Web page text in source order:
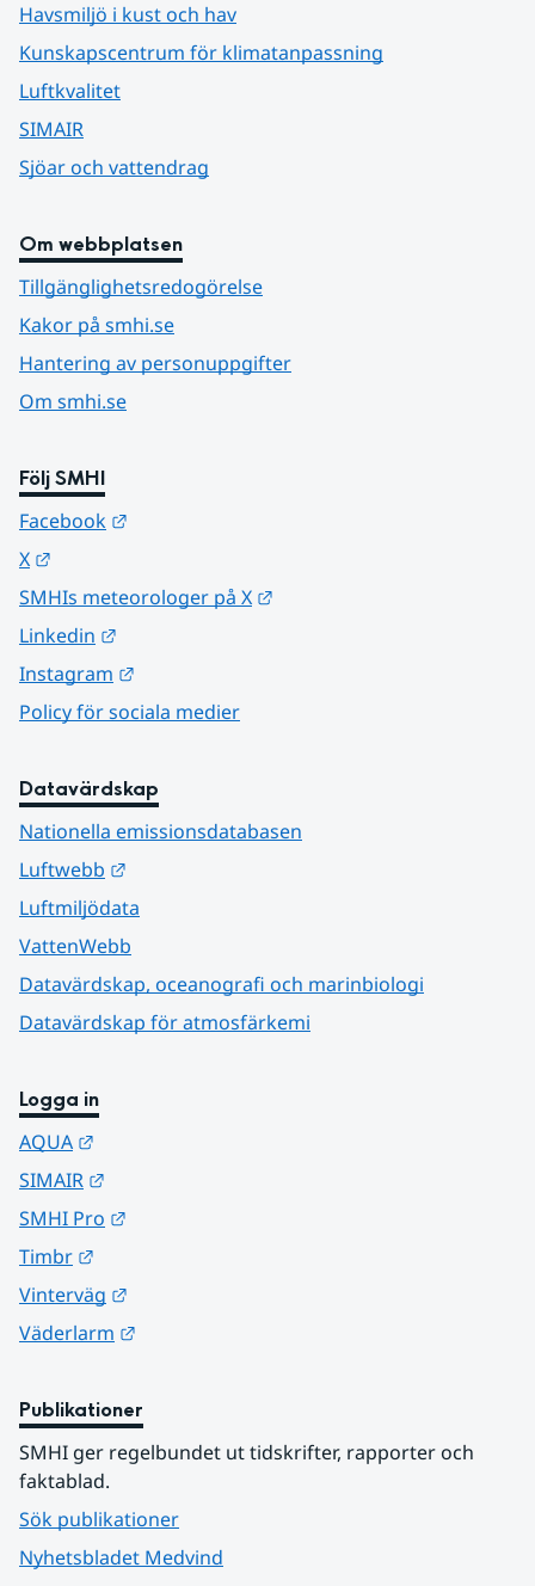
Havsmiljö i kust och hav
Kunskapscentrum för klimatanpassning
Luftkvalitet
SIMAIR
Sjöar och vattendrag
Om webbplatsen
Tillgänglighetsredogörelse
Kakor på smhi.se
Hantering av personuppgifter
Om smhi.se
Följ SMHI
Facebook
X
SMHIs meteorologer på X
Linkedin
Instagram
Policy för sociala medier
Datavärdskap
Nationella emissionsdatabasen
Luftwebb
Luftmiljödata
VattenWebb
Datavärdskap, oceanografi och marinbiologi
Datavärdskap för atmosfärkemi
Logga in
AQUA
SIMAIR
SMHI Pro
Timbr
Vinterväg
Väderlarm
Publikationer
SMHI ger regelbundet ut tidskrifter, rapporter och
faktablad.
Sök publikationer
Nyhetsbladet Medvind